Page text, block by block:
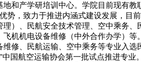
和产学研培训中心。学院目前现有
势，致力于推进内涵式建设发展，目
）、民航安全技术管理、空中乘务
机机电设备维修（中外合作办学）
修、民航运输、空中乘务等专业入
国航空运输协会第一批试点推进专